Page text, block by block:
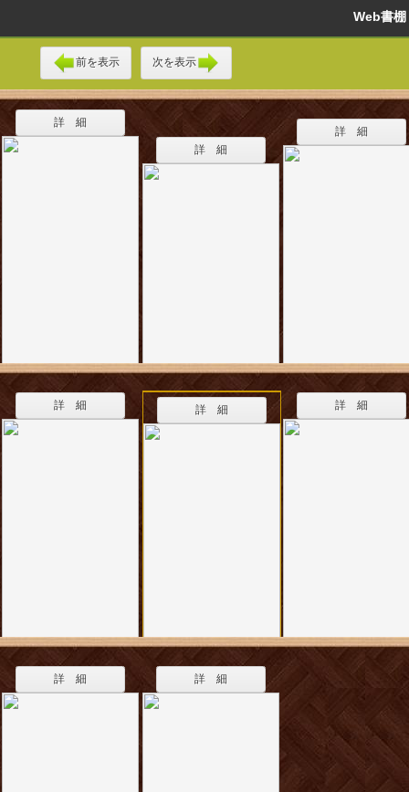
Web書
前を表示 次を表示
詳 細
詳 細
詳 細
詳 細 詳 細 詳 細
詳 細 詳 細